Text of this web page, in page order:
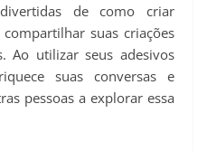
de como criar
suas criações
Ao utilizar seus adesivos
suas conversas e
pessoas a explorar essa